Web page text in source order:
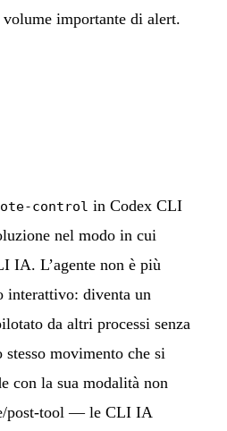
volume importante di alert.
control in Codex CLI
nel modo in cui
IA. L’agente non è più
interattivo: diventa un
da altri processi senza
movimento che si
con la sua modalità non
post-tool — le CLI IA